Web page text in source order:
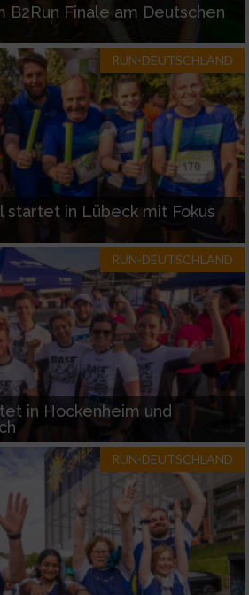
B2Run Finale am Deutschen
RUN-DEUTSCHLAND
startet in Lübeck mit Fokus
RUN-DEUTSCHLAND
in Hockenheim und
RUN-DEUTSCHLAND